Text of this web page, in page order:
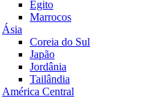
Egito
Marrocos
Ásia
Coreia do Sul
Japão
Jordânia
Tailândia
América Central